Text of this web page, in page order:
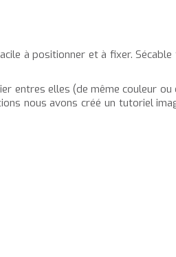
à positionner et à fixer.
entres elles (de même couleur ou
nous avons créé un tutoriel